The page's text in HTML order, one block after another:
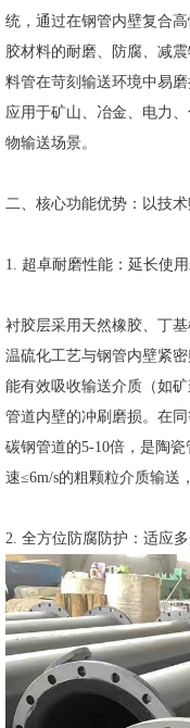
统，通过在钢管内壁复合
胶材料的耐磨、防腐、减
料管在苛刻输送环境中易
应用于矿山、冶金、电力
物输送场景。
二、核心功能优势：以技
1. 超卓耐磨性能：延长使
衬胶层采用天然橡胶、丁
温硫化工艺与钢管内壁紧
能有效吸收输送介质（如
管道内壁的冲刷磨损。在
碳钢管道的5-10倍，是陶
速≤6m/s的粗颗粒介质输送
2. 全方位防腐防护：适应